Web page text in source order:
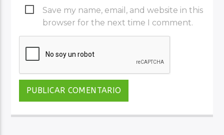
Save my name, email, and website in this
browser for the next time I comment.